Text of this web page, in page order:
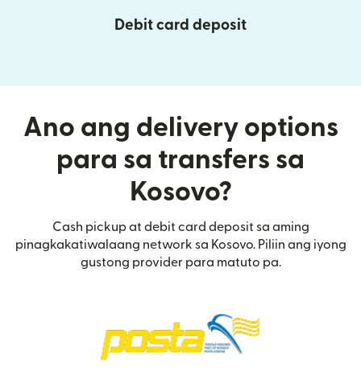
Debit card deposit
Ano ang delivery options
para sa transfers sa
Kosovo?
Cash pickup at debit card deposit sa aming
pinagkakatiwalaang network sa Kosovo. Piliin ang iyong
gustong provider para matuto pa.